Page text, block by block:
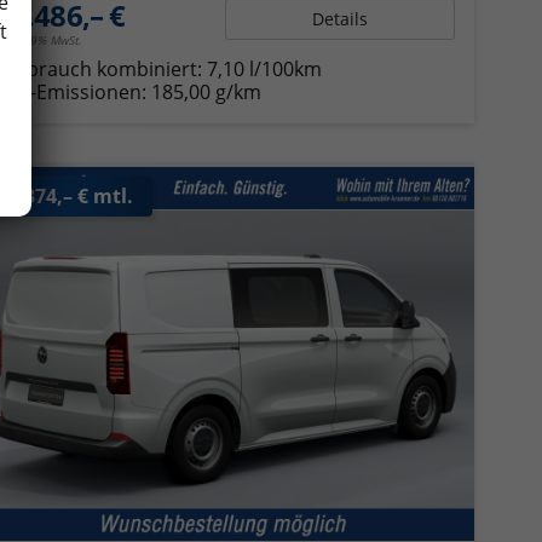
€
19% MwSt.
Details
Verbrauch kombiniert: 7,10 l/100km
-Emissionen: 185,00 g/km
ab 374,– € mtl.